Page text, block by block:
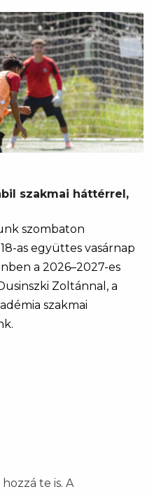
szakmai háttérrel,
szombaton
as együttes vasárnap
a 2026–2027-es
Zoltánnal, a
szakmai
te is. A